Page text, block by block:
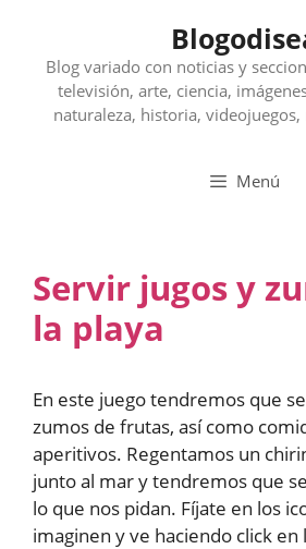
contenidoBlog variado con noticias y
televisión, arte, ciencia,
naturaleza, historia,
Menú
Servir jugos y
la playa
En este juego tendremos que
zumos de frutas, así como
aperitivos. Regentamos un
junto al mar y tendremos que
lo que nos pidan. Fíjate en los
imaginen y ve haciendo click en